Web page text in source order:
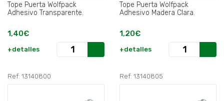
Tope Puerta Wolfpack
Adhesivo Transparente.
1,40€
+detalles
Tope Puerta Wolfpack
Adhesivo Madera Clara.
1,20€
+detalles
Ref: 13140800 Ref: 13140805